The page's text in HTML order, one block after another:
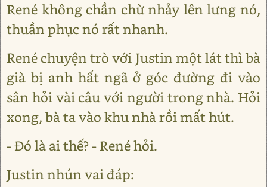
René không chần chừ nhảy lên lưng nó,
thuần phục nó rất nhanh.
René chuyện trò với Justin một lát thì bà
già bị anh hất ngã ở góc đường đi vào
sân hỏi vài câu với người trong nhà. Hỏi
xong, bà ta vào khu nhà rồi mất hút.
- Đó là ai thế? - René hỏi.
Justin nhún vai đáp: